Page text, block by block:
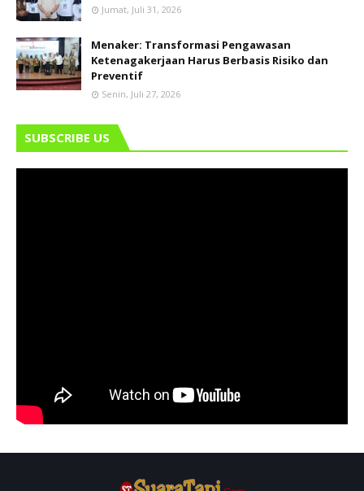
Jumat, Juli 31, 2026
Menaker: Transformasi Pengawasan
Ketenagakerjaan Harus Berbasis Risiko dan
Preventif
Senin, Juli 27, 2026
SUBSCRIBE US